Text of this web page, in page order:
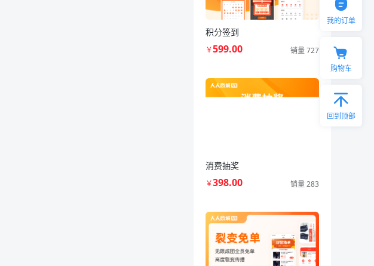
积分签到
￥599.00 销量 727
消费抽奖
￥398.00 销量 283
我的订单
购物车
回到顶部